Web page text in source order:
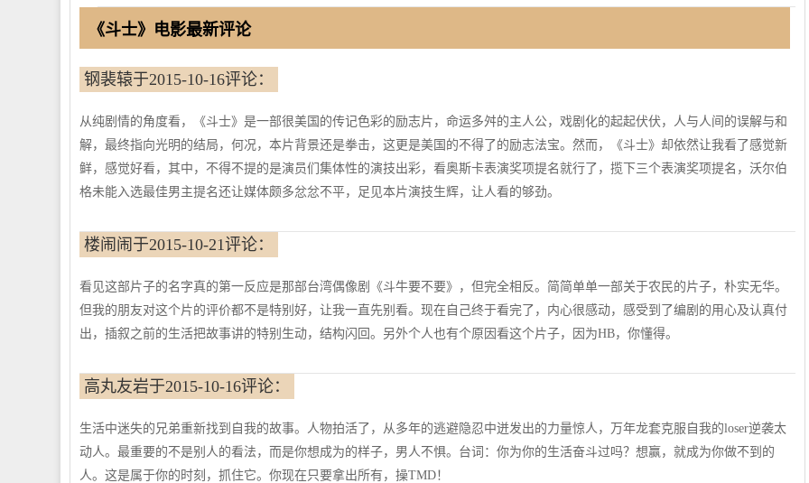
《斗士》电影最新评论
钢裴辕于2015-10-16评论：
从纯剧情的角度看，《斗士》是一部很美国的传记色彩的励志片，命运多舛的主人公，戏剧化的起起伏伏，人与人间的误解与和
解，最终指向光明的结局，何况，本片背景还是拳击，这更是美国的不得了的励志法宝。然而，《斗士》却依然让我看了感觉新
鲜，感觉好看，其中，不得不提的是演员们集体性的演技出彩，看奥斯卡表演奖项提名就行了，揽下三个表演奖项提名，沃尔伯
格未能入选最佳男主提名还让媒体颇多忿忿不平，足见本片演技生辉，让人看的够劲。
楼闹闹于2015-10-21评论：
看见这部片子的名字真的第一反应是那部台湾偶像剧《斗牛要不要》，但完全相反。简简单单一部关于农民的片子，朴实无华。
但我的朋友对这个片的评价都不是特别好，让我一直先别看。现在自己终于看完了，内心很感动，感受到了编剧的用心及认真付
出，插叙之前的生活把故事讲的特别生动，结构闪回。另外个人也有个原因看这个片子，因为HB，你懂得。
高丸友岩于2015-10-16评论：
生活中迷失的兄弟重新找到自我的故事。人物拍活了，从多年的逃避隐忍中迸发出的力量惊人，万年龙套克服自我的loser逆袭太
动人。最重要的不是别人的看法，而是你想成为的样子，男人不惧。台词：你为你的生活奋斗过吗？想赢，就成为你做不到的
人。这是属于你的时刻，抓住它。你现在只要拿出所有，操TMD！